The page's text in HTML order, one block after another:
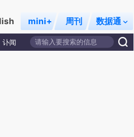
mini+ 周刊 数据通
讣闻